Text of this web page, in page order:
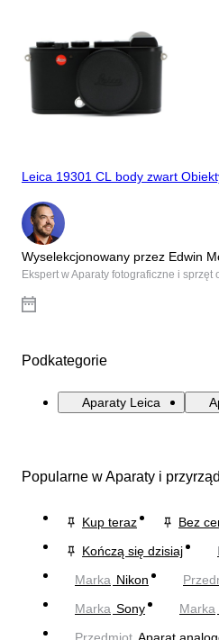
Leica 19301 CL body zwart
Wyselekcjonowany przez Edwin
Ekspert w Aparaty fotograficzne i sprzęt
Podkategorie
Aparaty Leica
Popularne w Aparaty i
Kup teraz
Bez
Kończą się dzisiaj
Marka Nikon
Marka Sony Marka